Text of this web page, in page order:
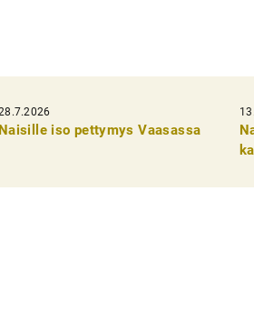
Naisille iso pettymys Vaasassa